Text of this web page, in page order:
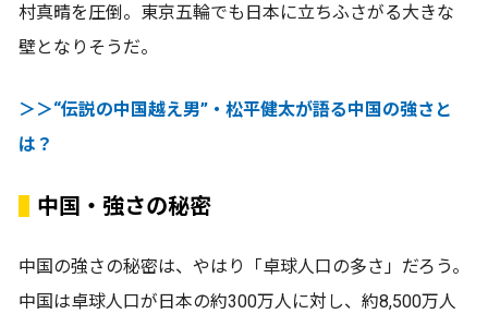
村真晴を圧倒。東京五輪でも日本に立ちふさがる大きな
壁となりそうだ。
＞＞“伝説の中国越え男”・松平健太が語る中国の強さと
は？
中国・強さの秘密
中国の強さの秘密は、やはり「卓球人口の多さ」だろう。
中国は卓球人口が日本の約300万人に対し、約8,500万人